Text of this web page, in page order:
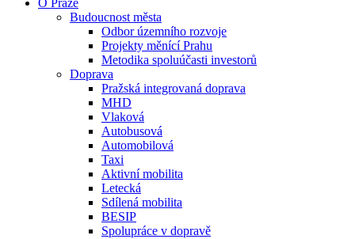
O Praze
Budoucnost města
Odbor územního rozvoje
Projekty měnící Prahu
Metodika spoluúčasti investorů
Doprava
Pražská integrovaná doprava
MHD
Vlaková
Autobusová
Automobilová
Taxi
Aktivní mobilita
Letecká
Sdílená mobilita
BESIP
Spolupráce v dopravě